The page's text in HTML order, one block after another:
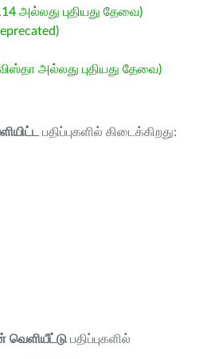
அல்லது புதியது தேவை)
அல்லது புதியது தேவை)
பதிப்புகளில் கிடைக்கிறது:
வெளியீட்டு பதிப்புகளில்